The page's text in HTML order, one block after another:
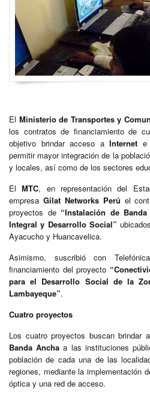
El Ministerio de Transportes y
los contratos de financiamiento de
objetivo brindar acceso a Internet e
permitir mayor integración de la
y locales, así como de los sectores
ElMTC, en representación del
empresa Gilat Networks Perú el
proyectos de“Instalación de Banda
Integral y Desarrollo Social”
Ayacucho y Huancavelica.
Asimismo, suscribió con
financiamiento del proyecto
para el Desarrollo Social de la
Lambayeque”.
Cuatro proyectos
Los cuatro proyectos buscan brindar
Banda Ancha a las instituciones
población de cada una de las
regiones, mediante la implementación
óptica y una red de acceso.